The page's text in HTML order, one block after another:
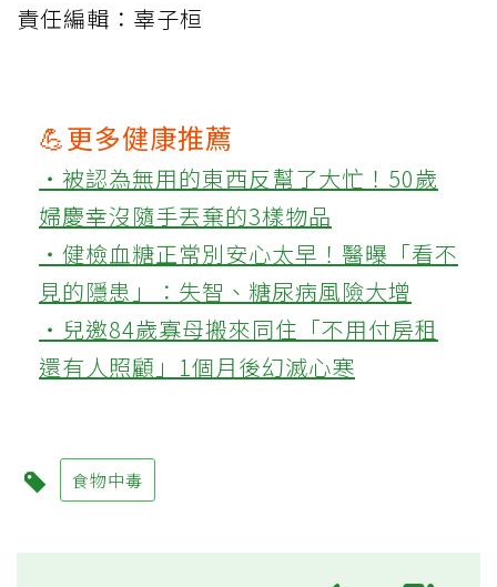
責任編輯：辜子桓
💪更多健康推薦
‧被認為無用的東西反幫了大忙！50歲
婦慶幸沒隨手丟棄的3樣物品
‧健檢血糖正常別安心太早！醫曝「看不
見的隱患」：失智、糖尿病風險大增
‧兒邀84歲寡母搬來同住「不用付房租
還有人照顧」1個月後幻滅心寒
食物中毒